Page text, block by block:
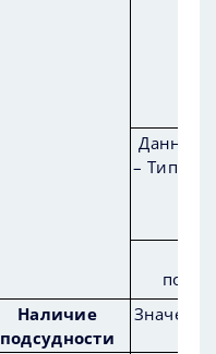
Данные
– Тип
Наличие
подсудности